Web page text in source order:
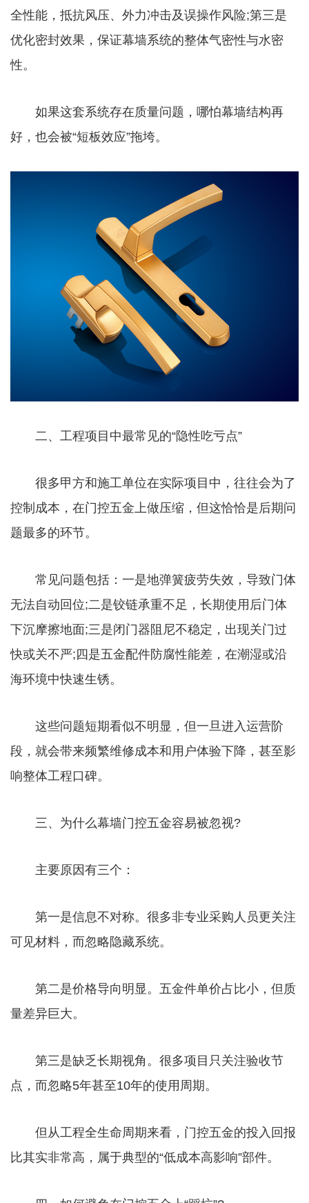
全性能，抵抗风压、外力冲击及误操作风险;第三是
优化密封效果，保证幕墙系统的整体气密性与水密
性。
如果这套系统存在质量问题，哪怕幕墙结构再
好，也会被“短板效应”拖垮。
二、工程项目中最常见的“隐性吃亏点”
很多甲方和施工单位在实际项目中，往往会为了
控制成本，在门控五金上做压缩，但这恰恰是后期问
题最多的环节。
常见问题包括：一是地弹簧疲劳失效，导致门体
无法自动回位;二是铰链承重不足，长期使用后门体
下沉摩擦地面;三是闭门器阻尼不稳定，出现关门过
快或关不严;四是五金配件防腐性能差，在潮湿或沿
海环境中快速生锈。
这些问题短期看似不明显，但一旦进入运营阶
段，就会带来频繁维修成本和用户体验下降，甚至影
响整体工程口碑。
三、为什么幕墙门控五金容易被忽视?
主要原因有三个：
第一是信息不对称。很多非专业采购人员更关注
可见材料，而忽略隐藏系统。
第二是价格导向明显。五金件单价占比小，但质
量差异巨大。
第三是缺乏长期视角。很多项目只关注验收节
点，而忽略5年甚至10年的使用周期。
但从工程全生命周期来看，门控五金的投入回报
比其实非常高，属于典型的“低成本高影响”部件。